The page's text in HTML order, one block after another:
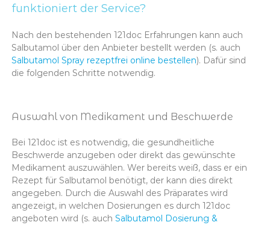
funktioniert der Service?
Nach den bestehenden 121doc Erfahrungen kann auch
Salbutamol über den Anbieter bestellt werden (s. auch
Salbutamol Spray rezeptfrei online bestellen). Dafür sind
die folgenden Schritte notwendig.
Auswahl von Medikament und Beschwerde
Bei 121doc ist es notwendig, die gesundheitliche
Beschwerde anzugeben oder direkt das gewünschte
Medikament auszuwählen. Wer bereits weiß, dass er ein
Rezept für Salbutamol benötigt, der kann dies direkt
angegeben. Durch die Auswahl des Präparates wird
angezeigt, in welchen Dosierungen es durch 121doc
angeboten wird (s. auch Salbutamol Dosierung &